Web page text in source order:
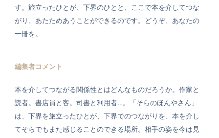
す。旅立ったひとが、下界のひとと、ここで本を介してつな
がり、あたためあうことができるのです。どうぞ、あなたの
一冊を。
編集者コメント
本を介してつながる関係性とはどんなものだろうか。作家と
読者。書店員と客。司書と利用者…。「そらのほんやさん」
は、下界を旅立ったひとが、下界でのつながりを、本を介し
てそらでもまた感じることのできる場所。相手の姿を今は見